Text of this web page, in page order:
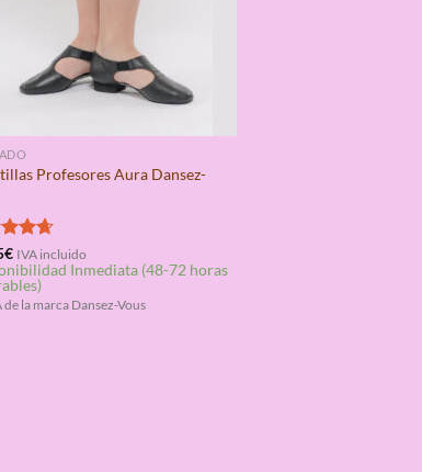
Profesores Aura Dansez-
4.67
€ IVA incluido
Inmediata (48-72 horas
de la marca Dansez-Vous